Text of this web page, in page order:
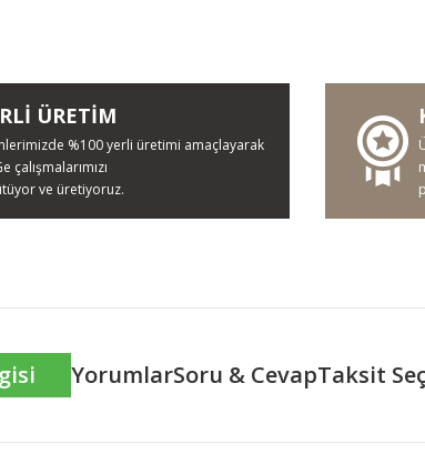
ÜRETİM
%100 yerli üretimi amaçlayarak
çalışmalarımızı
ve üretiyoruz.
YorumlarSoru & CevapTaksit